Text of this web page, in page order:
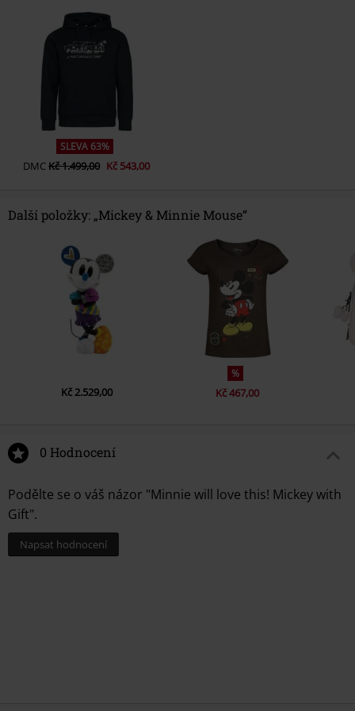
SLEVA 63%
DMCKč 1.499,00 Kč 543,00
Další položky: „Mickey & Minnie Mouse“
Kč 2.529,00
%
Kč 467,00
0 Hodnocení
Podělte se o váš názor "Minnie will love this! Mickey with
Gift".
Napsat hodnocení